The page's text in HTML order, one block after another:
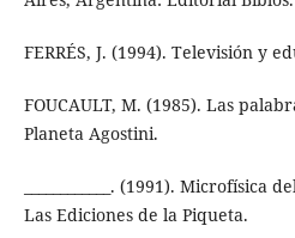
FERRÉS, J. (1994). Televisión y
FOUCAULT, M. (1985). Las
Planeta Agostini.
____________. (1991).
Las Ediciones de la Piqueta.